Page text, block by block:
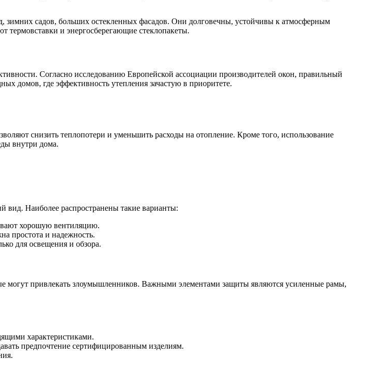
садов, больших остекленных фасадов. Они долговечны, устойчивы к атмосферным
термовставки и энергосберегающие стеклопакеты.
Согласно исследованию Европейской ассоциации производителей окон, правильный
домов, где эффективность утепления зачастую в приоритете.
снизить теплопотери и уменьшить расходы на отопление. Кроме того, использование
внутри дома.
вид. Наиболее распространены такие варианты:
хорошую вентиляцию.
простота и надежность.
для освещения и обзора.
могут привлекать злоумышленников. Важными элементами защиты являются усиленные рамы,
характеристиками.
предпочтение сертифицированным изделиям.